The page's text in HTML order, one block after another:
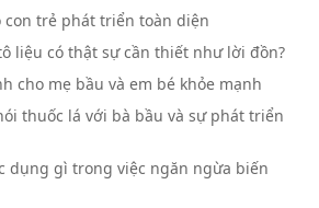
trẻ phát triển toàn diện
liệu có thật sự cần thiết như lời đồn?
cho mẹ bầu và em bé khỏe mạnh
thuốc lá với bà bầu và sự phát triển
dụng gì trong việc ngăn ngừa biến